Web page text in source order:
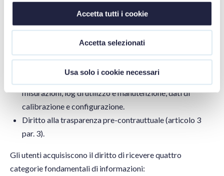
Accetta tutti i cookie
Accetta selezionati
Usa solo i cookie necessari
diritto di accesso completo (articolo 4, par. 1). Gli utenti
potranno accedere a tutti i dati “dati prontamente
disponibili”, definiti come dati facilmente accessibili
senza sforzo sproporzionato. Questo include (a titolo di
misurazioni, log di utilizzo e manutenzione, dati di
calibrazione e configurazione.
Diritto alla trasparenza pre-contrauttuale (articolo 3
par. 3).
Gli utenti acquisiscono il diritto di ricevere quattro
categorie fondamentali di informazioni: